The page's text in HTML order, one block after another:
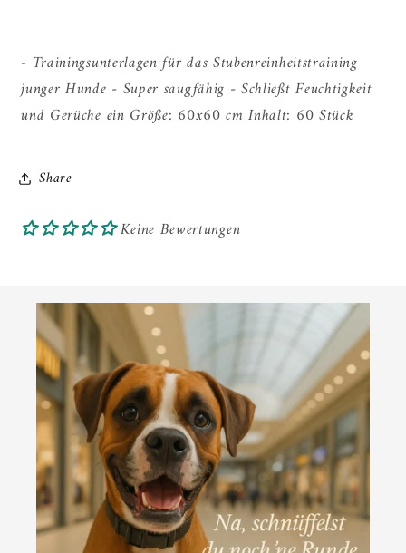
- Trainingsunterlagen für das Stubenreinheitstraining
junger Hunde - Super saugfähig - Schließt Feuchtigkeit
und Gerüche ein Größe: 60x60 cm Inhalt: 60 Stück
Share
Keine Bewertungen